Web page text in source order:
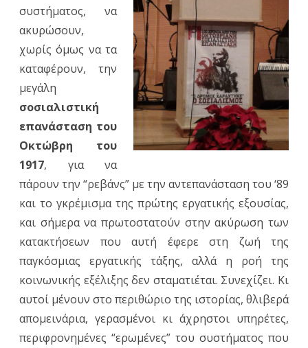
στο
για
100
συστήματος, να
ακυρώσουν,
χωρίς όμως να τα
καταφέρουν, την
μεγάλη
σοσιαλιστική
επανάσταση του
Οκτώβρη του
1917, για να
πάρουν την “ρεβάνς” με την αντεπανάσταση του ‘89
και το γκρέμισμα της πρώτης εργατικής εξουσίας,
και σήμερα να πρωτοστατούν στην ακύρωση των
κατακτήσεων που αυτή έφερε στη ζωή της
παγκόσμιας εργατικής τάξης, αλλά η ροή της
κοινωνικής εξέλιξης δεν σταματιέται. Συνεχίζει. Κι
αυτοί μένουν στο περιθώριο της ιστορίας, θλιβερά
απομεινάρια, γερασμένοι κι άχρηστοι υπηρέτες,
περιφρονημένες “ερωμένες” του συστήματος που